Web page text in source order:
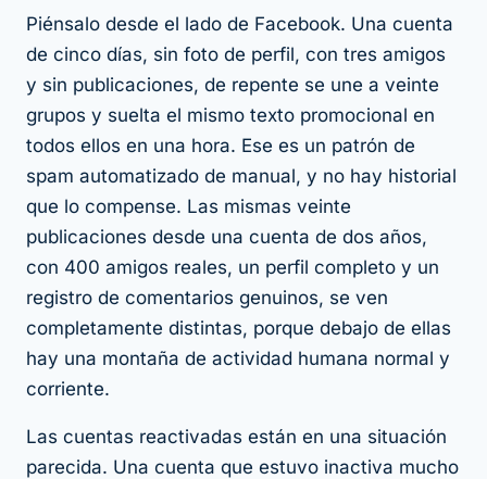
Piénsalo desde el lado de Facebook. Una cuenta
de cinco días, sin foto de perfil, con tres amigos
y sin publicaciones, de repente se une a veinte
grupos y suelta el mismo texto promocional en
todos ellos en una hora. Ese es un patrón de
spam automatizado de manual, y no hay historial
que lo compense. Las mismas veinte
publicaciones desde una cuenta de dos años,
con 400 amigos reales, un perfil completo y un
registro de comentarios genuinos, se ven
completamente distintas, porque debajo de ellas
hay una montaña de actividad humana normal y
corriente.
Las cuentas reactivadas están en una situación
parecida. Una cuenta que estuvo inactiva mucho